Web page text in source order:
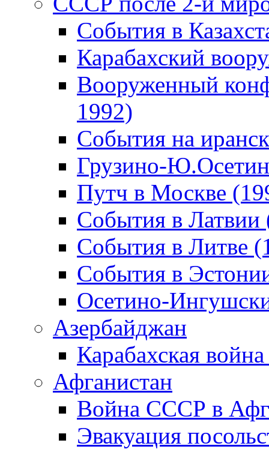
События в
Карабахский
Вооруженный
1992)
События на
Грузино-
Путч в Москве
События в Латвии
События в Литве
События в
Осетино-
Азербайджан
Карабахская
Афганистан
Война СССР в
Эвакуация